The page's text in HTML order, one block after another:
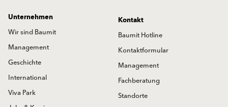
Unternehmen
Wir sind Baumit
Management
Geschichte
International
Viva Park
Kontakt
Baumit Hotline
Kontaktformular
Management
Fachberatung
Standorte